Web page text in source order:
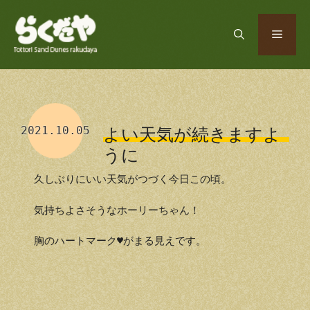
ツ
へ
ス
キ
ッ
プ
メ
ニ
ュ
ー
よい天気が続きますよ
うに
2021.10.05
久しぶりにいい天気がつづく今日この頃。
気持ちよさそうなホーリーちゃん！
胸のハートマーク♥がまる見えです。